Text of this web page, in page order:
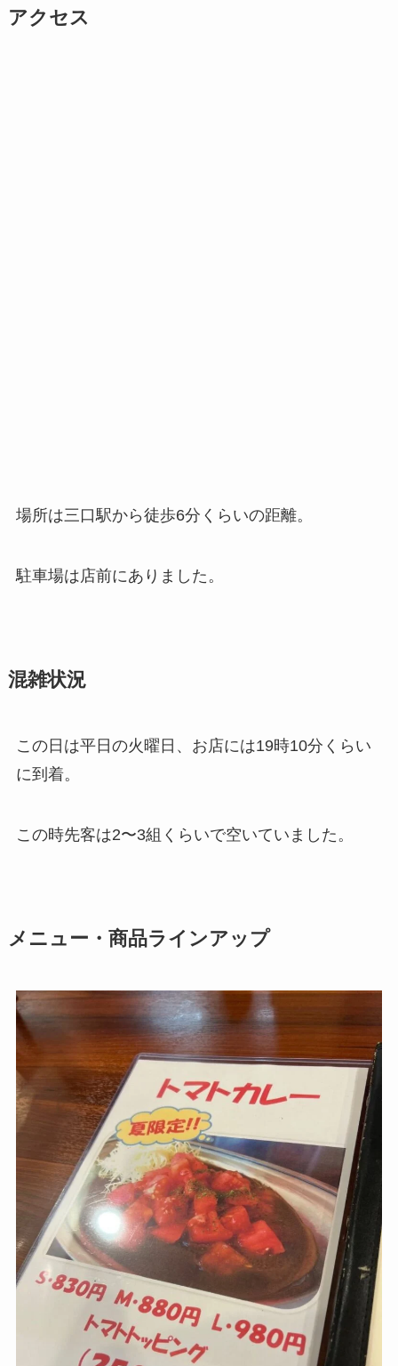
アクセス
場所は三口駅から徒歩6分くらいの距離。
駐車場は店前にありました。
混雑状況
この日は平日の火曜日、お店には19時10分くらい
に到着。
この時先客は2〜3組くらいで空いていました。
メニュー・商品ラインアップ